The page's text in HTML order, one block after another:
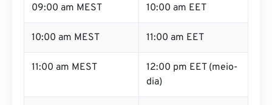
09:00 am MEST 10:00 am EET
10:00 am MEST 11:00 am EET
11:00 am MEST
12:00 pm EET (meio-
dia)